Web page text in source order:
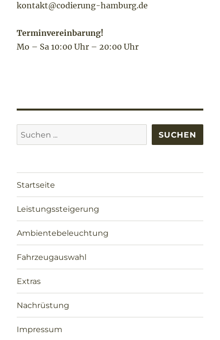
kontakt@codierung-hamburg.de
Terminvereinbarung!
Mo – Sa 10:00 Uhr – 20:00 Uhr
Suchen SUCHEN
Startseite
Leistungssteigerung
Ambientebeleuchtung
Fahrzeugauswahl
Extras
Nachrüstung
Impressum